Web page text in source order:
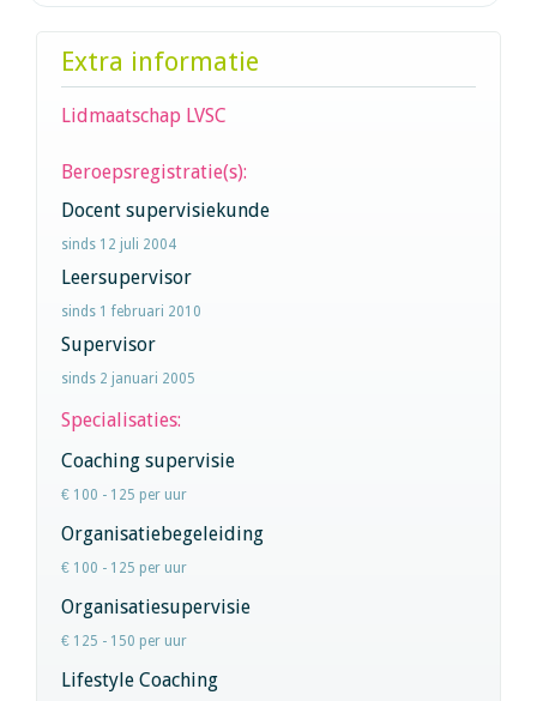
Extra informatie
Lidmaatschap LVSC
Beroepsregistratie(s):
Docent supervisiekunde
sinds 12 juli 2004
Leersupervisor
sinds 1 februari 2010
Supervisor
sinds 2 januari 2005
Specialisaties:
Coaching supervisie
€ 100 - 125 per uur
Organisatiebegeleiding
€ 100 - 125 per uur
Organisatiesupervisie
€ 125 - 150 per uur
Lifestyle Coaching